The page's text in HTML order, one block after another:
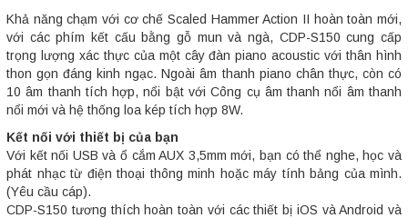
Khả năng chạm với cơ chế Scaled Hammer Action II hoàn toàn mới,
với các phím kết cấu bằng gỗ mun và ngà, CDP-S150 cung cấp
trọng lượng xác thực của một cây đàn piano acoustic với thân hình
thon gọn đáng kinh ngạc. Ngoài âm thanh piano chân thực, còn có
10 âm thanh tích hợp, nổi bật với Công cụ âm thanh nổi âm thanh
nổi mới và hệ thống loa kép tích hợp 8W.
Kết nối với thiết bị của bạn
Với kết nối USB và ổ cắm AUX 3,5mm mới, bạn có thể nghe, học và
phát nhạc từ điện thoại thông minh hoặc máy tính bảng của mình.
(Yêu cầu cáp).
CDP-S150 tương thích hoàn toàn với các thiết bị iOS và Android và